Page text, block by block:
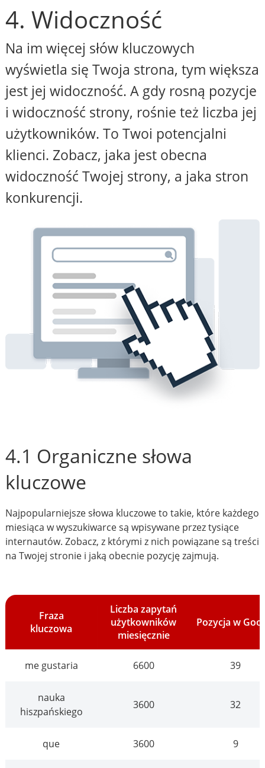
4. Widoczność
Na im więcej słów kluczowych
wyświetla się Twoja strona, tym większa
jest jej widoczność. A gdy rosną pozycje
i widoczność strony, rośnie też liczba jej
użytkowników. To Twoi potencjalni
klienci. Zobacz, jaka jest obecna
widoczność Twojej strony, a jaka stron
konkurencji.
4.1 Organiczne słowa
kluczowe
Najpopularniejsze słowa kluczowe to takie, które każdego
miesiąca w wyszukiwarce są wpisywane przez tysiące
internautów. Zobacz, z którymi z nich powiązane są treści
na Twojej stronie i jaką obecnie pozycję zajmują.
Fraza
kluczowa
Liczba zapytań
użytkowników
miesięcznie
Pozycja w
me gustaria 6600 39
nauka
hiszpańskiego
3600 32
que 3600 9